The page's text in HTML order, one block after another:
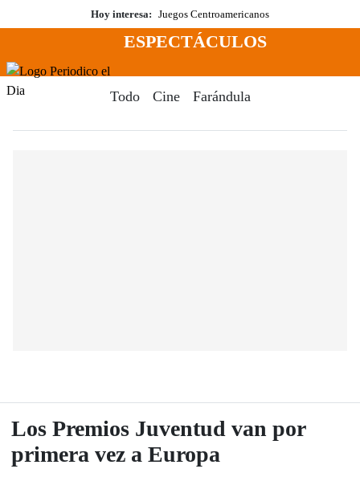
al
Hoy interesa: Juegos Centroamericanos
Menú
ESPECTÁCULOS
Todo Cine Farándula
Los Premios Juventud van por
primera vez a Europa